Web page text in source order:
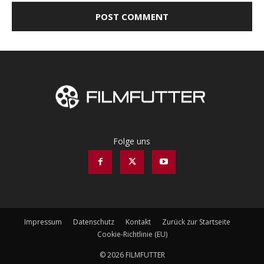
Folge uns
Impressum Datenschutz Kontakt
Zurück zur Startseite
Cookie-Richtlinie (EU)
© 2026 FILMFUTTER